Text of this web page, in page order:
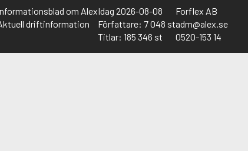
om Alex
driftinformation
Idag 2026-08-08
Författare: 7 048 st
Titlar: 185 346 st
Forflex AB
adm@alex.se
0520-153 14